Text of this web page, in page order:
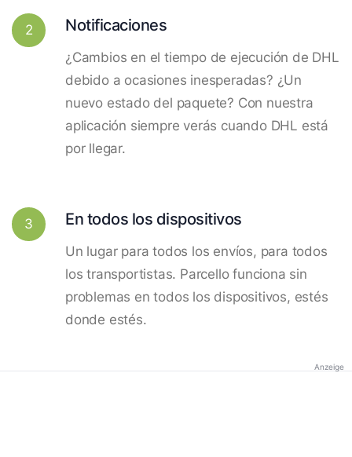
2 Notificaciones
¿Cambios en el tiempo de ejecución de DHL
debido a ocasiones inesperadas? ¿Un
nuevo estado del paquete? Con nuestra
aplicación siempre verás cuando DHL está
por llegar.
3 En todos los dispositivos
Un lugar para todos los envíos, para todos
los transportistas. Parcello funciona sin
problemas en todos los dispositivos, estés
donde estés.
Anzeige